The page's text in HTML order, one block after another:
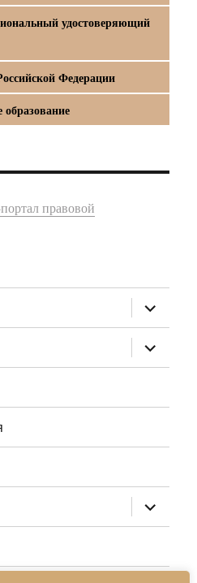
удостоверяющий
Федерации
правовой
раскрыть
дочернее
меню
раскрыть
дочернее
меню
раскрыть
дочернее
меню